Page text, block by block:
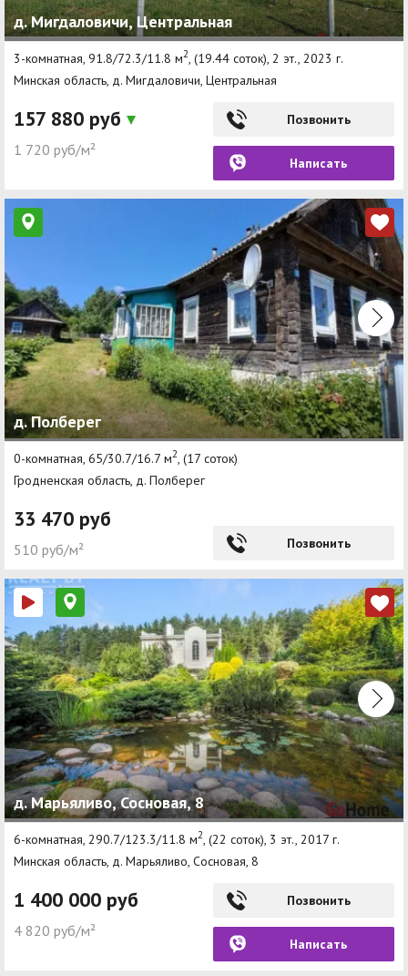
д. Мигдаловичи, Центральная
3-комнатная, 91.8/72.3/11.8 м2, (19.44 соток), 2 эт., 2023 г.
Минская область, д. Мигдаловичи, Центральная
157 880 руб
1 720 руб/м²
Позвонить
Написать
д. Полберег
0-комнатная, 65/30.7/16.7 м2, (17 соток)
Гродненская область, д. Полберег
33 470 руб
510 руб/м² Позвонить
д. Марьяливо, Сосновая, 8
6-комнатная, 290.7/123.3/11.8 м2 , (22 соток), 3 эт., 2017 г.
Минская область, д. Марьяливо, Сосновая, 8
1 400 000 руб
4 820 руб/м²
Позвонить
Написать